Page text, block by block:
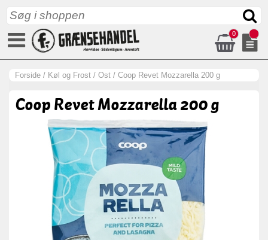
0
Forside / Køl og Frost / Ost / Coop Revet Mozzarella 200 g
Coop Revet Mozzarella 200 g